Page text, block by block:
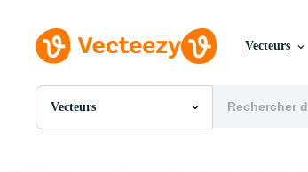
Vecteurs
Vecteurs
Toutes Images